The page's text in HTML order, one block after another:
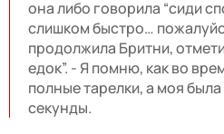
она либо говорила “сиди
слишком быстро…
продолжила Бритни,
едок”. - Я помню, как во
полные тарелки, а моя
секунды.